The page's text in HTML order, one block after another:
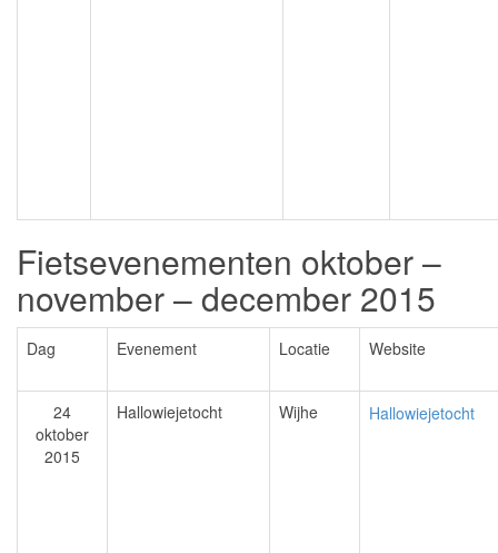
Fietsevenementen oktober –
november – december 2015
Dag Evenement Locatie Website
24
oktober
2015
Hallowiejetocht Wijhe Hallowiejetocht